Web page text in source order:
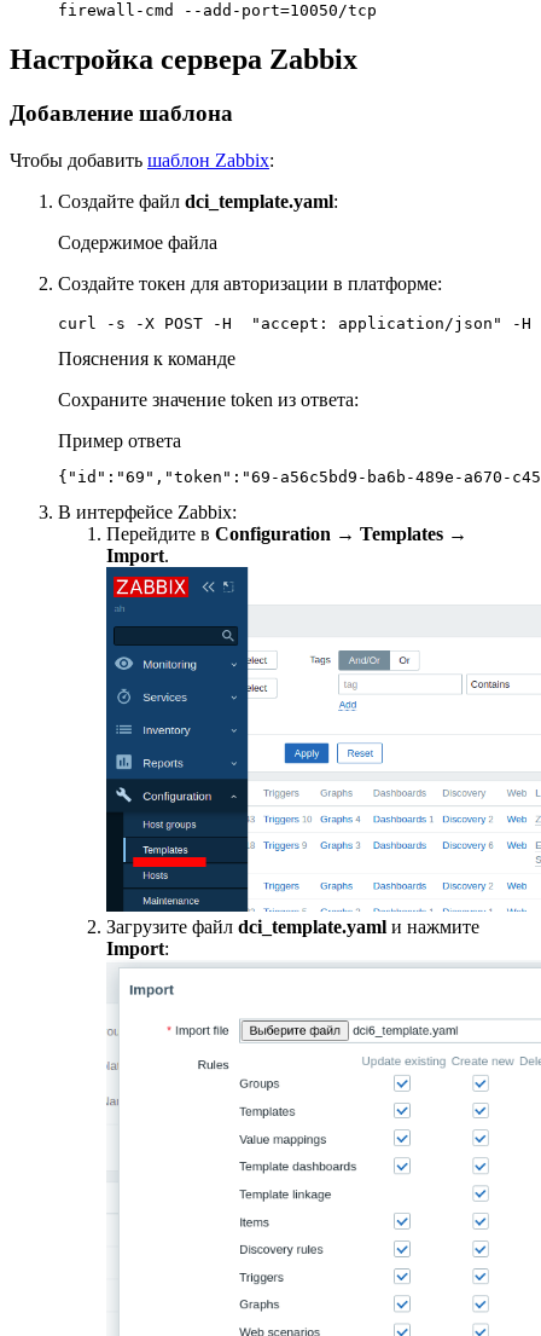
firewall-cmd --add-port=10050/tcp
Настройка сервера Zabbix
Добавление шаблона
Чтобы добавить шаблон Zabbix:
Создайте файл dci_template.yaml:
Содержимое файла
Создайте токен для авторизации в платформе:
curl -s -X POST -H  "accept: application/json" -H
Пояснения к команде
Сохраните значение token из ответа:
Пример ответа
{"id":"69","token":"69-a56c5bd9-ba6b-489e-a670-
В интерфейсе Zabbix:
Перейдите в Configuration → Templates →
Import.
Загрузите файл dci_template.yaml и нажмите
Import: